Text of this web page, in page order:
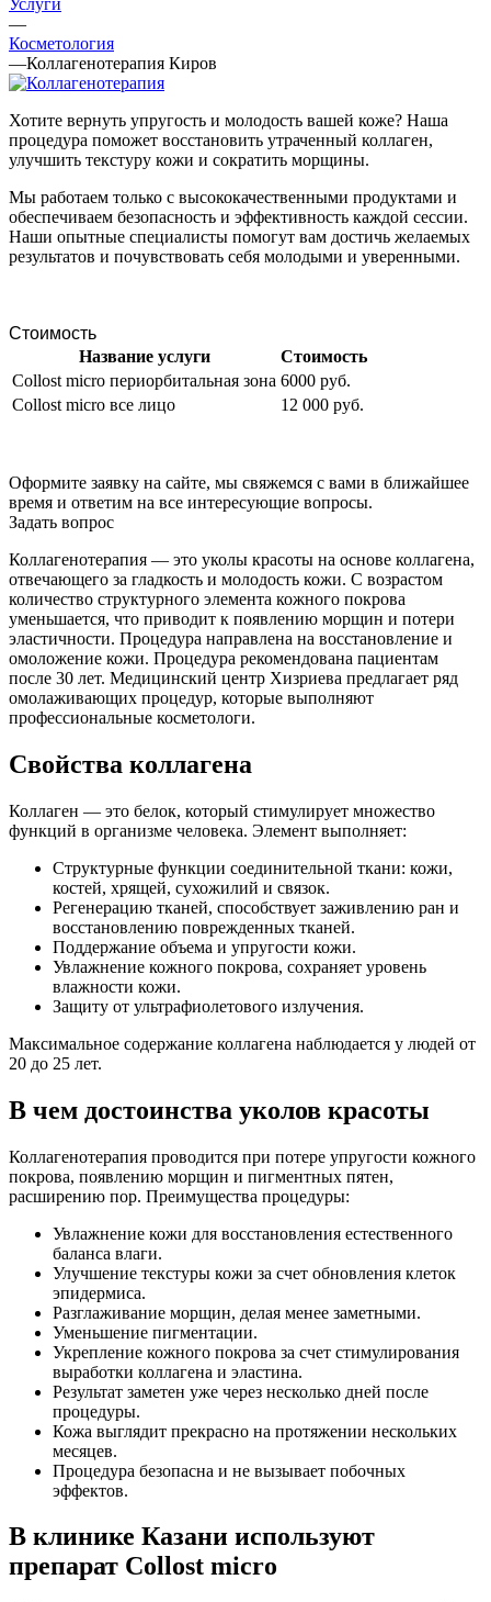
—
Косметология
—Коллагенотерапия Киров
Хотите вернуть упругость и молодость вашей коже? Наша
процедура поможет восстановить утраченный коллаген,
улучшить текстуру кожи и сократить морщины.
Мы работаем только с высококачественными продуктами и
обеспечиваем безопасность и эффективность каждой сессии.
Наши опытные специалисты помогут вам достичь желаемых
результатов и почувствовать себя молодыми и уверенными.
Стоимость
Название услуги
Стоимость
Collost micro периорбитальная зона 6000 руб.
Collost micro все лицо 12 000 руб.
Оформите заявку на сайте, мы свяжемся с вами в ближайшее
время и ответим на все интересующие вопросы.
Задать вопрос
Коллагенотерапия — это уколы красоты на основе коллагена,
отвечающего за гладкость и молодость кожи. С возрастом
количество структурного элемента кожного покрова
уменьшается, что приводит к появлению морщин и потери
эластичности. Процедура направлена на восстановление и
омоложение кожи. Процедура рекомендована пациентам
после 30 лет. Медицинский центр Хизриева предлагает ряд
омолаживающих процедур, которые выполняют
профессиональные косметологи.
Свойства коллагена
Коллаген — это белок, который стимулирует множество
функций в организме человека. Элемент выполняет:
Структурные функции соединительной ткани: кожи,
костей, хрящей, сухожилий и связок.
Регенерацию тканей, способствует заживлению ран и
восстановлению поврежденных тканей.
Поддержание объема и упругости кожи.
Увлажнение кожного покрова, сохраняет уровень
влажности кожи.
Защиту от ультрафиолетового излучения.
Максимальное содержание коллагена наблюдается у людей от
20 до 25 лет.
В чем достоинства уколов красоты
Коллагенотерапия проводится при потере упругости кожного
покрова, появлению морщин и пигментных пятен,
расширению пор. Преимущества процедуры:
Увлажнение кожи для восстановления естественного
баланса влаги.
Улучшение текстуры кожи за счет обновления клеток
эпидермиса.
Разглаживание морщин, делая менее заметными.
Уменьшение пигментации.
Укрепление кожного покрова за счет стимулирования
выработки коллагена и эластина.
Результат заметен уже через несколько дней после
процедуры.
Кожа выглядит прекрасно на протяжении нескольких
месяцев.
Процедура безопасна и не вызывает побочных
эффектов.
В клинике Казани используют
препарат Collost micro